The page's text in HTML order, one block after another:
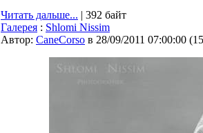
Читать дальше... | 392 байт
Галерея : Shlomi Nissim
Автор: CaneCorso в 28/09/2011 07:00:00 (